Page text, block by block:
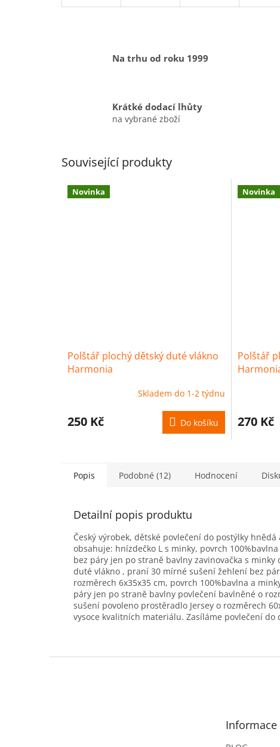
Na trhu od roku 1999
Krátké dodací lhůty
na vybrané zboží
Související produkty
Novinka
Polštář plochý dětský duté vlákno
Harmonia
Skladem do 1-2 týdnu
250 Kč Do košíku
Novinka
Polštář
270 Kč
Popis Podobné (12) Hodnocení
Detailní popis produktu
Český výrobek, dětské povlečení do postýlky
obsahuje: hnízdečko L s minky, povrch
bez páry jen po straně bavlny zavinovačka s
duté vlákno , praní 30 mírné sušení žehlení bez
rozměrech 6x35x35 cm, povrch 100%bavlna a
páry jen po straně bavlny povlečení bavlněné o
sušení povoleno prostěradlo Jersey o rozměrech
vysoce kvalitních materiálu. Zasíláme povlečení do
Informace